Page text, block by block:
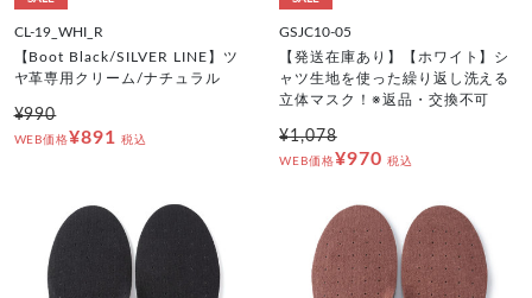
CL-19_WHI_R
【Boot Black/SILVER LINE】ツ
ヤ革専用クリーム/ナチュラル
¥990
WEB価格¥891 税込
GSJC10-05
【発送在庫あり】【ホワイト】シ
ャツ生地を使った繰り返し洗える
立体マスク！※返品・交換不可
¥1,078
WEB価格¥970 税込